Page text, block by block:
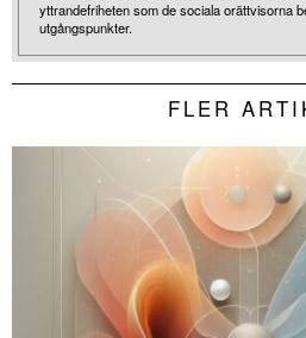
yttrandefriheten som de sociala orättvisorna
utgångspunkter.
FLER